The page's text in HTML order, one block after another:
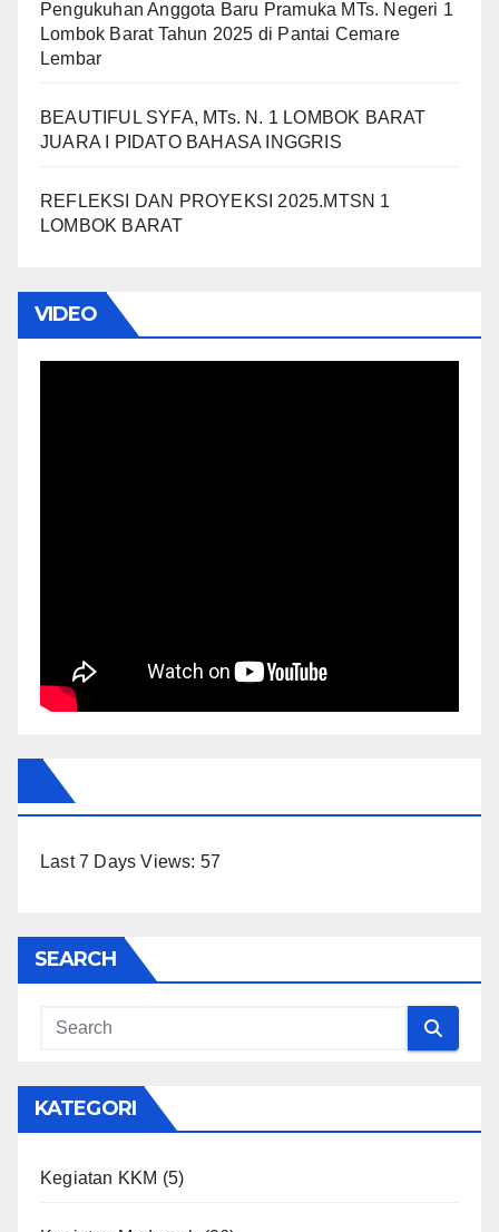
Pengukuhan Anggota Baru Pramuka MTs. Negeri 1
Lombok Barat Tahun 2025 di Pantai Cemare
Lembar
BEAUTIFUL SYFA, MTs. N. 1 LOMBOK BARAT
JUARA I PIDATO BAHASA INGGRIS
REFLEKSI DAN PROYEKSI 2025.MTSN 1
LOMBOK BARAT
VIDEO
Last 7 Days Views: 57
SEARCH
KATEGORI
Kegiatan KKM (5)